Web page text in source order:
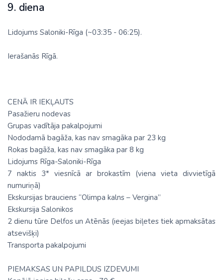
9. diena
Lidojums Saloniki-Rīga (~03:35 - 06:25).
Ierašanās Rīgā.
CENĀ IR IEKĻAUTS
Pasažieru nodevas
Grupas vadītāja pakalpojumi
Nododamā bagāža, kas nav smagāka par 23 kg
Rokas bagāža, kas nav smagāka par 8 kg
Lidojums Rīga-Saloniki-Rīga
7 naktis 3* viesnīcā ar brokastīm (viena vieta divvietīgā
numuriņā)
Ekskursijas brauciens “Olimpa kalns – Vergina”
Ekskursija Salonikos
2 dienu tūre Delfos un Atēnās (ieejas biļetes tiek apmaksātas
atsevišķi)
Transporta pakalpojumi
PIEMAKSAS UN PAPILDUS IZDEVUMI